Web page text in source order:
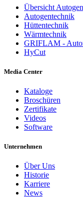
Übersicht
Autogentechnik
Hüttentechnik
Wärmtechnik
GRIFLAM -
HyCut
Media Center
Kataloge
Broschüren
Zertifikate
Videos
Software
Unternehmen
Über Uns
Historie
Karriere
News